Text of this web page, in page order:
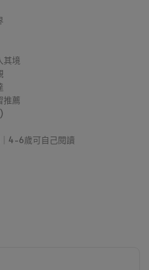
其境
推薦
4-6歲可自己閱讀